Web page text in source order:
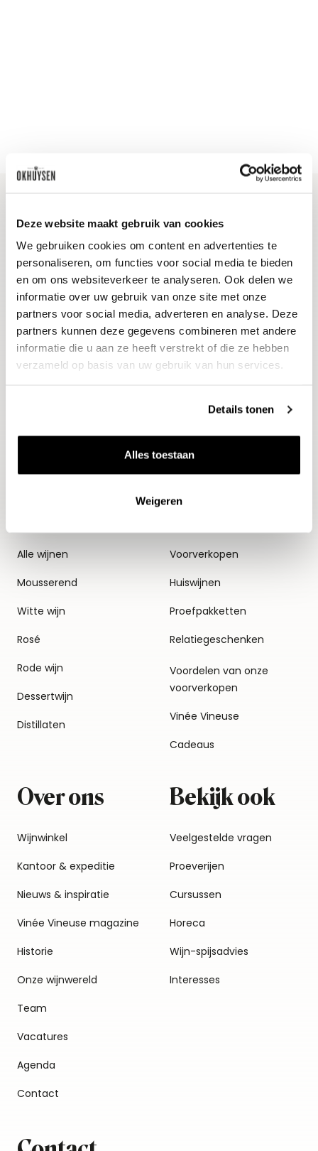
Deze website maakt gebruik van cookies
We gebruiken cookies om content en advertenties te
personaliseren, om functies voor social media te bieden
en om ons websiteverkeer te analyseren. Ook delen we
informatie over uw gebruik van onze site met onze
partners voor social media, adverteren en analyse. Deze
partners kunnen deze gegevens combineren met andere
informatie die u aan ze heeft verstrekt of die ze hebben
verzameld op basis van uw gebruik van hun services.
Details tonen
Alles toestaan
Weigeren
Blijf op de hoogte
Ontvang het laatste wijnnieuws, proeverijen en
evenementen
E-mailadres
Aanmelden
Alle wijnen
Mousserend
Witte wijn
Rosé
Rode wijn
Dessertwijn
Distillaten
Thema's
Voorverkopen
Huiswijnen
Proefpakketten
Relatiegeschenken
Voordelen van onze
voorverkopen
Vinée Vineuse
Cadeaus
Over ons
Wijnwinkel
Kantoor & expeditie
Nieuws & inspiratie
Vinée Vineuse magazine
Historie
Onze wijnwereld
Team
Vacatures
Agenda
Contact
Bekijk ook
Veelgestelde vragen
Proeverijen
Cursussen
Horeca
Wijn-spijsadvies
Interesses